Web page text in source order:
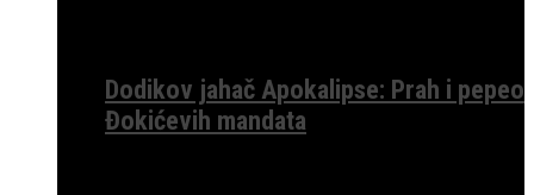
Dodikov jahač Apokalipse: Prah i pepeo
Đokićevih mandata